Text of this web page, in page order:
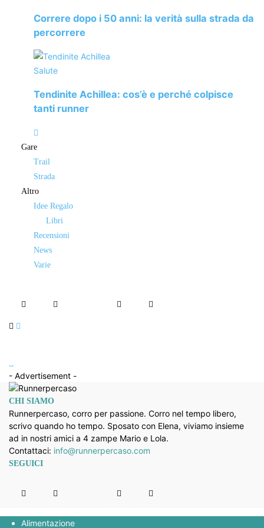
Correre dopo i 50 anni: la verità sulla strada da
percorrere
Salute
Tendinite Achillea: cos’è e perché colpisce
tanti runner
Gare
Trail
Strada
Altro
Idee Regalo
Libri
Recensioni
News
Varie
Applicare i prodotti dopo una doccia o un bagno caldo per
farli assorbire bene. Massaggiare il corpo con olio di
muscoli dopo l’allenamento contribuendo al rilassamento.
Articolo precedente
Articolo successivo
fisica si riduce
Correre dopo i 50 anni: la verità sulla strada da
- Advertisement -
CHI SIAMO
Runnerpercaso, corro per passione. Corro nel tempo libero,
scrivo quando ho tempo. Sposato con Elena, viviamo insieme
ad in nostri amici a 4 zampe Mario e Lola.
Contattaci: info@runnerpercaso.com
SEGUICI
Alimentazione